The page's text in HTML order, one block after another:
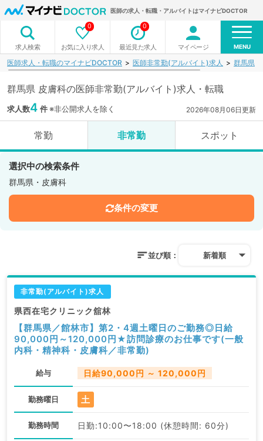
医師の求人・転職・アルバイトはマイナビDOCTOR
求人検索 お気に入り求人
0
最近見た求人
0
マイページ MENU
医師求人・転職のマイナビDOCTOR 医師非常勤(アルバイト)求人 群馬県
群馬県 皮膚科の医師非常勤(アルバイト)求人・転職
求人数4 件※非公開求人を除く 2026年08月06日更新
常勤 非常勤 スポット
選択中の検索条件
群馬県・皮膚科
条件の変更
並び順： 新着順
非常勤(アルバイト)求人
県西在宅クリニック舘林
【群馬県／館林市】第2・4週土曜日のご勤務◎日給
90,000円～120,000円★訪問診療のお仕事です(一般
内科・精神科・皮膚科／非常勤)
給与 日給90,000円 ～ 120,000円
勤務曜日 土
勤務時間 日勤:10:00〜18:00 (休憩時間: 60分)